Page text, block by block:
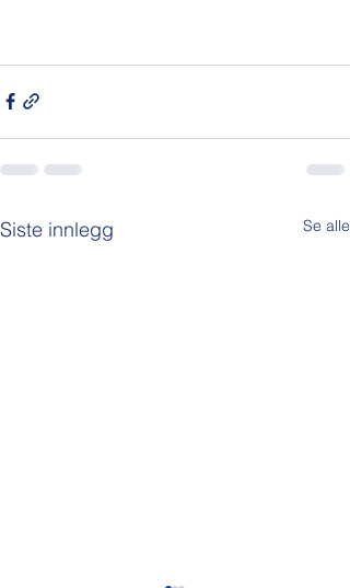
Siste innlegg Se alle